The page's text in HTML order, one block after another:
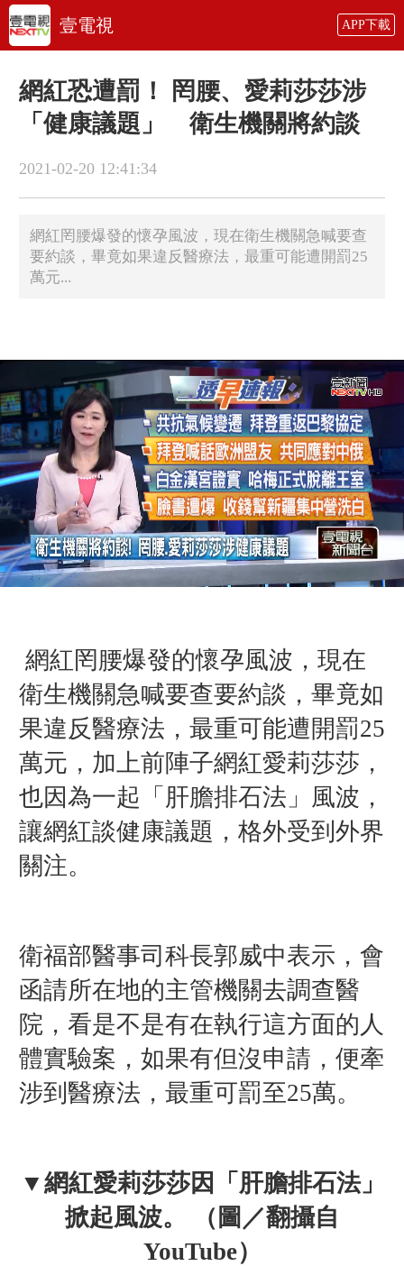
壹電視 APP下載
網紅恐遭罰！ 罔腰、愛莉莎莎涉
「健康議題」 衛生機關將約談
2021-02-20 12:41:34
網紅罔腰爆發的懷孕風波，現在衛生機關急喊要查
要約談，畢竟如果違反醫療法，最重可能遭開罰25
萬元...
網紅罔腰爆發的懷孕風波，現在
衛生機關急喊要查要約談，畢竟如
果違反醫療法，最重可能遭開罰25
萬元，加上前陣子網紅愛莉莎莎，
也因為一起「肝膽排石法」風波，
讓網紅談健康議題，格外受到外界
關注。
衛福部醫事司科長郭威中表示， 會
函請所在地的主管機關去調查醫
院，看是不是有在執行這方面的人
體實驗案，如果有但沒申請，便牽
涉到醫療法，最重可罰至25萬。
▼網紅愛莉莎莎因
「肝膽排石法」
掀起風波。 （圖／翻攝自
YouTube）